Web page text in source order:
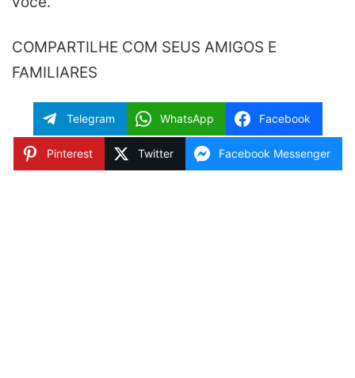
COMPARTILHE COM SEUS AMIGOS E
FAMILIARES
Telegram WhatsApp Facebook
Pinterest Twitter Facebook Messenger